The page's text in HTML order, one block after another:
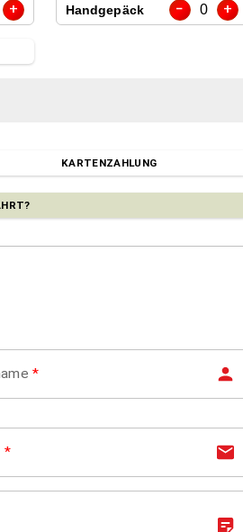
+ Handgepäck − 0 +
KARTENZAHLUNG
*
*